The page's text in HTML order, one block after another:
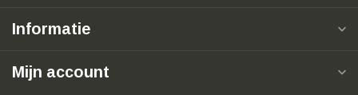
Informatie
Mijn account